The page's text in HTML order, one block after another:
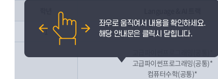
1
고급파이썬프로그래밍(공통)*
컴퓨터수학(공통)*